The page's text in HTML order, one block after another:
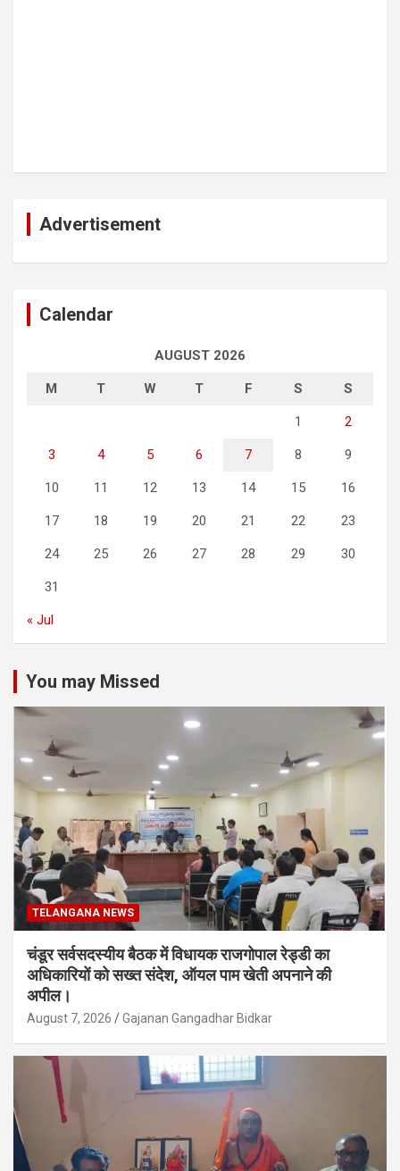
Advertisement
Calendar
AUGUST 2026
M T W T F S S
1 2
3 4 5 6 7 8 9
10 11 12 13 14 15 16
17 18 19 20 21 22 23
24 25 26 27 28 29 30
31
« Jul
You may Missed
TELANGANA NEWS
चंडूर सर्वसदस्यीय बैठक में विधायक राजगोपाल रेड्डी का
अधिकारियों को सख्त संदेश, ऑयल पाम खेती अपनाने की
अपील।
August 7, 2026 Gajanan Gangadhar Bidkar